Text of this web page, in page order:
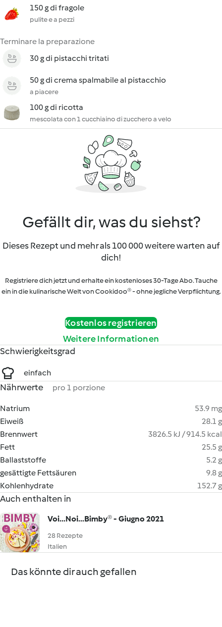
150 g di fragole
pulite e a pezzi
Terminare la preparazione
30 g di pistacchi tritati
50 g di crema spalmabile al pistacchio
a piacere
100 g di ricotta
mescolata con 1 cucchiaino di zucchero a velo
Gefällt dir, was du siehst?
Dieses Rezept und mehr als 100 000 weitere warten auf
dich!
Registriere dich jetzt und erhalte ein kostenloses 30-Tage Abo. Tauche
ein in die kulinarische Welt von Cookidoo® - ohne jegliche Verpflichtung.
Kostenlos registrieren
Weitere Informationen
Schwierigkeitsgrad
einfach
Nährwerte pro 1 porzione
Natrium
53.9 mg
Eiweiß
28.1 g
Brennwert
3826.5 kJ / 914.5 kcal
Fett
25.5 g
Ballaststoffe
5.2 g
gesättigte Fettsäuren
9.8 g
Kohlenhydrate
152.7 g
Auch enthalten in
Voi...Noi...Bimby® - Giugno 2021
28 Rezepte
Italien
Das könnte dir auch gefallen